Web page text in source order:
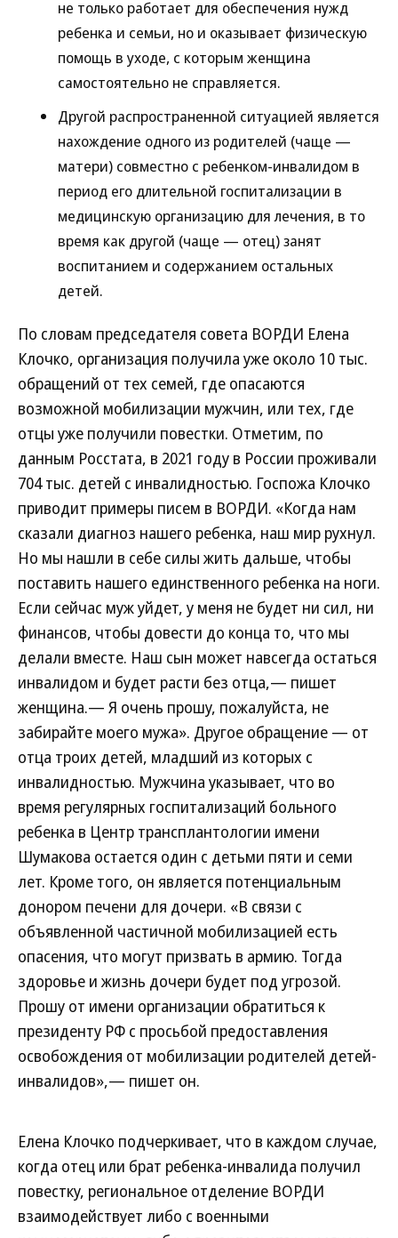
не только работает для обеспечения нужд
ребенка и семьи, но и оказывает физическую
помощь в уходе, с которым женщина
самостоятельно не справляется.
Другой распространенной ситуацией является
нахождение одного из родителей (чаще —
матери) совместно с ребенком-инвалидом в
период его длительной госпитализации в
медицинскую организацию для лечения, в то
время как другой (чаще — отец) занят
воспитанием и содержанием остальных
детей.
По словам председателя совета ВОРДИ Елена
Клочко, организация получила уже около 10 тыс.
обращений от тех семей, где опасаются
возможной мобилизации мужчин, или тех, где
отцы уже получили повестки. Отметим, по
данным Росстата, в 2021 году в России проживали
704 тыс. детей с инвалидностью. Госпожа Клочко
приводит примеры писем в ВОРДИ. «Когда нам
сказали диагноз нашего ребенка, наш мир рухнул.
Но мы нашли в себе силы жить дальше, чтобы
поставить нашего единственного ребенка на ноги.
Если сейчас муж уйдет, у меня не будет ни сил, ни
финансов, чтобы довести до конца то, что мы
делали вместе. Наш сын может навсегда остаться
инвалидом и будет расти без отца,— пишет
женщина.— Я очень прошу, пожалуйста, не
забирайте моего мужа». Другое обращение — от
отца троих детей, младший из которых с
инвалидностью. Мужчина указывает, что во
время регулярных госпитализаций больного
ребенка в Центр трансплантологии имени
Шумакова остается один с детьми пяти и семи
лет. Кроме того, он является потенциальным
донором печени для дочери. «В связи с
объявленной частичной мобилизацией есть
опасения, что могут призвать в армию. Тогда
здоровье и жизнь дочери будет под угрозой.
Прошу от имени организации обратиться к
президенту РФ с просьбой предоставления
освобождения от мобилизации родителей детей-
инвалидов»,— пишет он.
Елена Клочко подчеркивает, что в каждом случае,
когда отец или брат ребенка-инвалида получил
повестку, региональное отделение ВОРДИ
взаимодействует либо с военными